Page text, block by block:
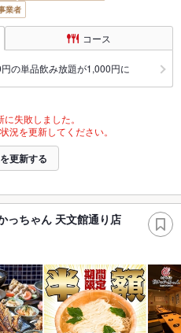
業者
コース
の単品飲み放題が1,000円に
失敗しました。
況を更新してください。
更新する
っちゃん 天文館通り店